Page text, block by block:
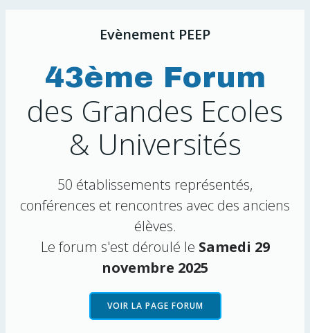
Evènement PEEP
43ème Forum
des Grandes Ecoles
& Universités
50 établissements représentés,
conférences et rencontres avec des anciens
élèves.
Le forum s'est déroulé le Samedi 29
novembre 2025
VOIR LA PAGE FORUM